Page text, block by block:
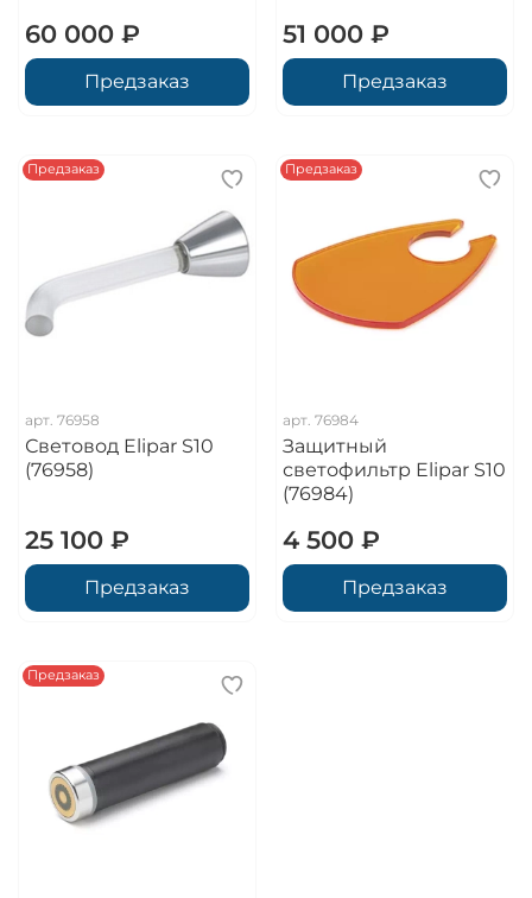
60 000 ₽
Предзаказ
51 000 ₽
Предзаказ
Предзаказ
арт. 76958
Световод Elipar S10
(76958)
25 100 ₽
Предзаказ
Предзаказ
арт. 76984
Защитный
светофильтр Elipar S10
(76984)
4 500 ₽
Предзаказ
Предзаказ